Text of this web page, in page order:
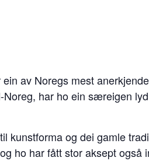
av Noregs mest
har ho ein særeigen
kunstforma og dei gamle
ho har fått stor aksept også